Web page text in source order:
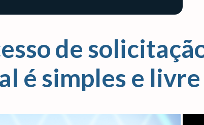
de
é simples e